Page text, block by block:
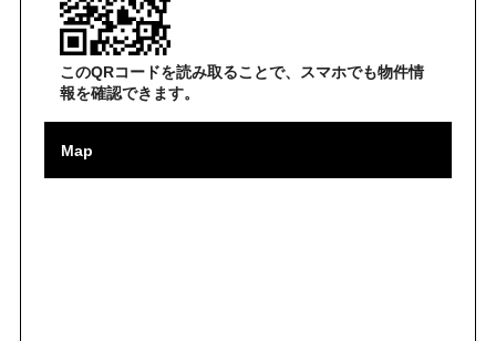
このQRコードを読み取ることで、スマホでも物件情
報を確認できます。
Map